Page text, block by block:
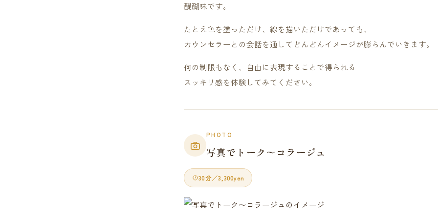
醍醐味です。
たとえ色を塗っただけ、線を描いただけであっても、
カウンセラーとの会話を通してどんどんイメージが膨らんでいきます。
何の制限もなく、自由に表現することで得られる
スッキリ感を体験してみてください。
PHOTO
写真でトーク〜コラージュ
30分／3,300yen